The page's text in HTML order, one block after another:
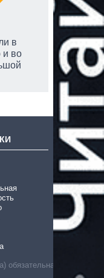
в
и во
обязательна